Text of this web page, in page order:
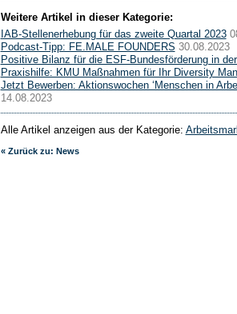
Weitere Artikel in dieser Kategorie:
IAB-Stellenerhebung für das zweite Quartal 2023
Podcast-Tipp: FE.MALE FOUNDERS 30.08.2023
Positive Bilanz für die ESF-Bundesförderung in
Praxishilfe: KMU Maßnahmen für Ihr Diversity
Jetzt Bewerben: Aktionswochen ‘Menschen in
14.08.2023
Alle Artikel anzeigen aus der Kategorie:
« Zurück zu: News